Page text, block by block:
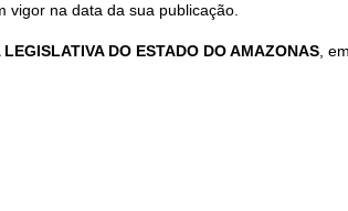
vigor na data da sua publicação.
DO ESTADO DO AMAZONAS,